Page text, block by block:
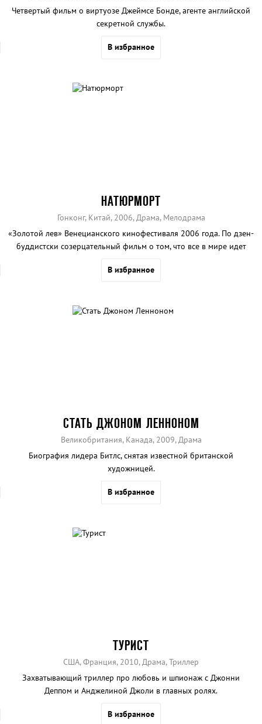
Четвертый фильм о виртуозе Джеймсе Бонде, агенте английской
секретной службы.
В избранное
НАТЮРМОРТ
Гонконг, Китай, 2006, Драма, Мелодрама
«Золотой лев» Венецианского кинофестиваля 2006 года. По дзен-
буддистски созерцательный фильм о том, что все в мире идет
встречаются бывшие супруги и решают снова пожениться. В это же
В избранное
СТАТЬ ДЖОНОМ ЛЕННОНОМ
Великобритания, Канада, 2009, Драма
Биография лидера Битлс, снятая известной британской
художницей.
В избранное
ТУРИСТ
США, Франция, 2010, Драма, Триллер
Захватывающий триллер про любовь и шпионаж с Джонни
Деппом и Анджелиной Джоли в главных ролях.
В избранное